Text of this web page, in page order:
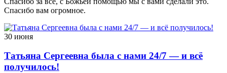
Спасибо вам огромное.
30 июня
Татьяна Сергеевна была с нами 24/7 — и всё
получилось!